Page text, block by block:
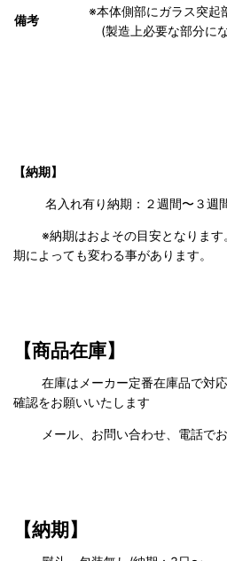
備考
※本体側部にガラス突起
(製造上必要な部分に
【納期】
名入れ有り納期：２週間〜３週
※納期はおよその目安となります
期によっても変わる事があります。
【商品在庫】
在庫はメーカー定番在庫品で対応
確認をお願いいたします
メール、お問い合わせ、電話でお
【納期】